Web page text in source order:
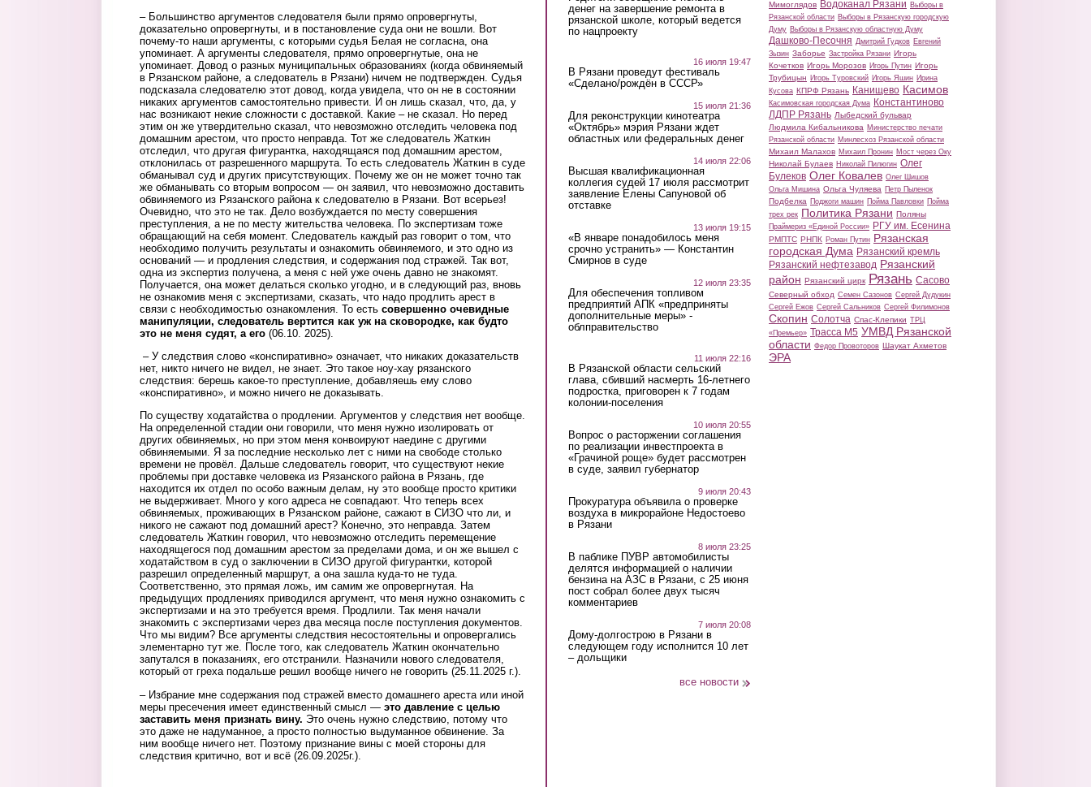
– Большинство аргументов следователя были прямо опровергнуты,
доказательно опровергнуты, и в постановление суда они не вошли. Вот
почему-то наши аргументы, с которыми судья Белая не согласна, она
упоминает. А аргументы следователя, прямо опровергнутые, она не
упоминает. Довод о разных муниципальных образованиях (когда обвиняемый
в Рязанском районе, а следователь в Рязани) ничем не подтвержден. Судья
подсказала следователю этот довод, когда увидела, что он не в состоянии
никаких аргументов самостоятельно привести. И он лишь сказал, что, да, у
нас возникают некие сложности с доставкой. Какие – не сказал. Но перед
этим он же утвердительно сказал, что невозможно отследить человека под
домашним арестом, что просто неправда. Тот же следователь Жаткин
отследил, что другая фигурантка, находящаяся под домашним арестом,
отклонилась от разрешенного маршрута. То есть следователь Жаткин в суде
обманывал суд и других присутствующих. Почему же он не может точно так
же обманывать со вторым вопросом — он заявил, что невозможно доставить
обвиняемого из Рязанского района к следователю в Рязани. Вот всерьез!
Очевидно, что это не так. Дело возбуждается по месту совершения
преступления, а не по месту жительства человека. По экспертизам тоже
обращающий на себя момент. Следователь каждый раз говорит о том, что
необходимо получить результаты и ознакомить обвиняемого, и это одно из
оснований — и продления следствия, и содержания под стражей. Так вот,
одна из экспертиз получена, а меня с ней уже очень давно не знакомят.
Получается, она может делаться сколько угодно, и в следующий раз, вновь
не ознакомив меня с экспертизами, сказать, что надо продлить арест в
связи с необходимостью ознакомления. То есть совершенно очевидные
манипуляции, следователь вертится как уж на сковородке, как будто
это не меня судят, а его (06.10. 2025).
– У следствия слово «конспиративно» означает, что никаких доказательств
нет, никто ничего не видел, не знает. Это такое ноу-хау рязанского
следствия: берешь какое-то преступление, добавляешь ему слово
«конспиративно», и можно ничего не доказывать.
По существу ходатайства о продлении. Аргументов у следствия нет вообще.
На определенной стадии они говорили, что меня нужно изолировать от
других обвиняемых, но при этом меня конвоируют наедине с другими
обвиняемыми. Я за последние несколько лет с ними на свободе столько
времени не провёл. Дальше следователь говорит, что существуют некие
проблемы при доставке человека из Рязанского района в Рязань, где
находится их отдел по особо важным делам, ну это вообще просто критики
не выдерживает. Много у кого адреса не совпадают. Что теперь всех
обвиняемых, проживающих в Рязанском районе, сажают в СИЗО что ли, и
никого не сажают под домашний арест? Конечно, это неправда. Затем
следователь Жаткин говорил, что невозможно отследить перемещение
находящегося под домашним арестом за пределами дома, и он же вышел с
ходатайством в суд о заключении в СИЗО другой фигурантки, которой
разрешил определенный маршрут, а она зашла куда-то не туда.
Соответственно, это прямая ложь, им самим же опровергнутая. На
предыдущих продлениях приводился аргумент, что меня нужно ознакомить с
экспертизами и на это требуется время. Продлили. Так меня начали
знакомить с экспертизами через два месяца после поступления документов.
Что мы видим? Все аргументы следствия несостоятельны и опровергались
элементарно тут же. После того, как следователь Жаткин окончательно
запутался в показаниях, его отстранили. Назначили нового следователя,
который от греха подальше решил вообще ничего не говорить (25.11.2025 г.).
– Избрание мне содержания под стражей вместо домашнего ареста или иной
меры пресечения имеет единственный смысл — это давление с целью
заставить меня признать вину. Это очень нужно следствию, потому что
это даже не надуманное, а просто полностью выдуманное обвинение. За
ним вообще ничего нет. Поэтому признание вины с моей стороны для
следствия критично, вот и всё (26.09.2025г.).
денег на завершение ремонта в
рязанской школе, который ведется
по нацпроекту
16 июля 19:47
В Рязани проведут фестиваль
«Сделано/рождён в СССР»
15 июля 21:36
Для реконструкции кинотеатра
«Октябрь» мэрия Рязани ждет
областных или федеральных денег
14 июля 22:06
Высшая квалификационная
коллегия судей 17 июля рассмотрит
заявление Елены Сапуновой об
отставке
13 июля 19:15
«В январе понадобилось меня
срочно устранить» — Константин
Смирнов в суде
12 июля 23:35
Для обеспечения топливом
предприятий АПК «предприняты
дополнительные меры» -
облправительство
11 июля 22:16
В Рязанской области сельский
глава, сбивший насмерть 16-летнего
подростка, приговорен к 7 годам
колонии-поселения
10 июля 20:55
Вопрос о расторжении соглашения
по реализации инвестпроекта в
«Грачиной роще» будет рассмотрен
в суде, заявил губернатор
9 июля 20:43
Прокуратура объявила о проверке
воздуха в микрорайоне Недостоево
в Рязани
8 июля 23:25
В паблике ПУВР автомобилисты
делятся информацией о наличии
бензина на АЗС в Рязани, с 25 июня
пост собрал более двух тысяч
комментариев
7 июля 20:08
Дому-долгострою в Рязани в
следующем году исполнится 10 лет
– дольщики
все новости
Мимоглядов Водоканал Рязани Выборы в
Рязанской области Выборы в Рязанскую городскую
Думу Выборы в Рязанскую областную Думу
Дашково-Песочня Дмитрий Гудков Евгений
Зызин Заборье Застройка Рязани Игорь
Кочетков Игорь Морозов Игорь Путин Игорь
Трубицын Игорь Туровский Игорь Яшин Ирина
Кусова КПРФ Рязань Канищево Касимов
Касимовская городская Дума Константиново
ЛДПР Рязань Лыбедский бульвар
Людмила Кибальникова Министерство печати
Рязанской области Минлесхоз Рязанской области
Михаил Малахов Михаил Пронин Мост через Оку
Николай Булаев Николай Пилюгин Олег
Булеков Олег Ковалев Олег Шишов
Ольга Мишина Ольга Чуляева Петр Пыленок
Подбелка Поджоги машин Пойма Павловки Пойма
трех рек Политика Рязани Поляны
Праймериз «Единой России» РГУ им. Есенина
РМПТС РНПК Роман Путин Рязанская
городская Дума Рязанский кремль
Рязанский нефтезавод Рязанский
район Рязанский цирк Рязань Сасово
Северный обход Семен Сазонов Сергей Дудукин
Сергей Ежов Сергей Сальников Сергей Филимонов
Скопин Солотча Спас-Клепики ТРЦ
«Премьер» Трасса М5 УМВД Рязанской
области Федор Провоторов Шаукат Ахметов
ЭРА